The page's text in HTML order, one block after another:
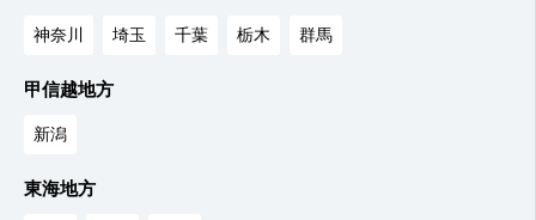
神奈川 埼玉 千葉 栃木 群馬
甲信越地方
新潟
東海地方